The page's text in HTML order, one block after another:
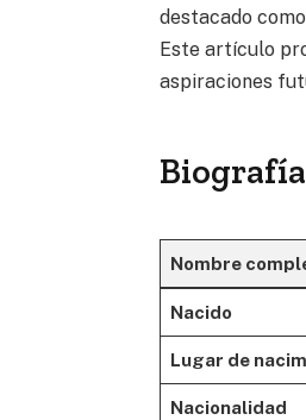
destacado como
Este artículo
aspiraciones
Nombre
Nacido
Lugar de
Nacionalidad